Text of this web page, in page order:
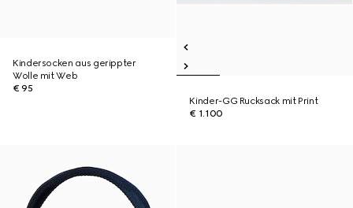
Kindersocken aus gerippter
Wolle mit Web
€ 95
Kinder-GG Rucksack mit Print
€ 1.100